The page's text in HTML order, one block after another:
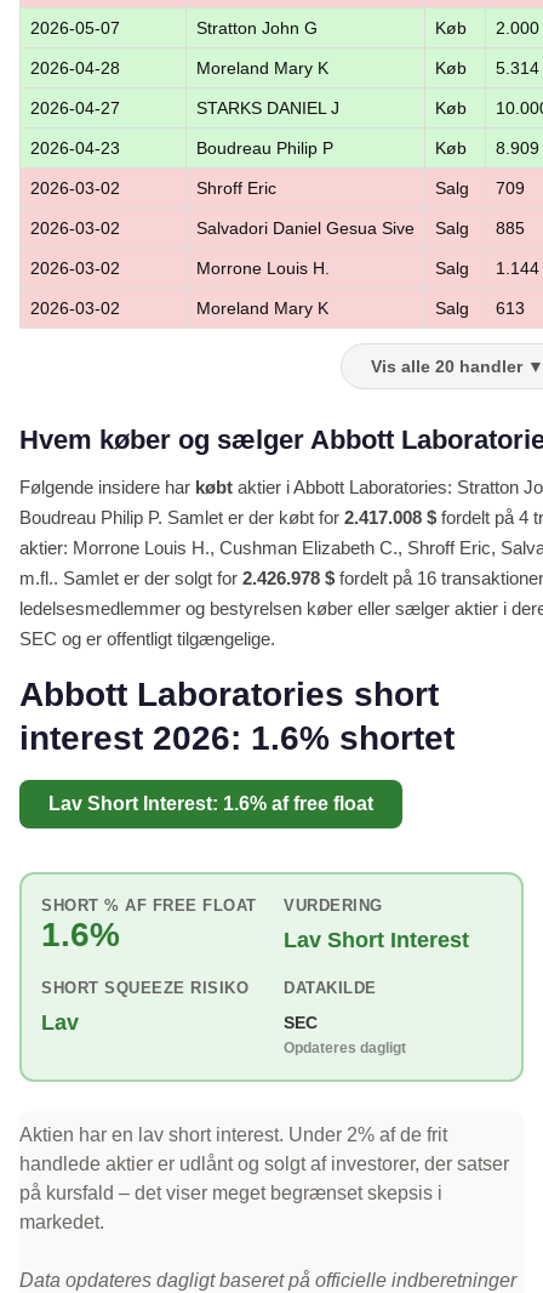
2026-05-07 Stratton John G Køb 2.000
2026-04-28 Moreland Mary K Køb 5.314
2026-04-27 STARKS DANIEL J Køb
2026-04-23 Boudreau Philip P Køb 8.909
2026-03-02 Shroff Eric Salg 709
2026-03-02 Salvadori Daniel Gesua Sive Salg 885
2026-03-02 Morrone Louis H. Salg 1.144
2026-03-02 Moreland Mary K Salg 613
Vis alle 20 handler ▼
Hvem køber og sælger Abbott
Følgende insidere har købt aktier i Abbott Laboratories: Stratton
Boudreau Philip P. Samlet er der købt for 2.417.008 $ fordelt på 4
aktier: Morrone Louis H., Cushman Elizabeth C., Shroff Eric,
m.fl.. Samlet er der solgt for 2.426.978 $ fordelt på 16
ledelsesmedlemmer og bestyrelsen køber eller sælger aktier i
SEC og er offentligt tilgængelige.
Abbott Laboratories short
interest 2026: 1.6% shortet
Lav Short Interest: 1.6% af free float
SHORT % AF FREE FLOAT
1.6%
VURDERING
Lav Short Interest
SHORT SQUEEZE RISIKO
Lav
DATAKILDE
SEC
Opdateres dagligt
Aktien har en lav short interest. Under 2% af de frit
handlede aktier er udlånt og solgt af investorer, der satser
på kursfald – det viser meget begrænset skepsis i
markedet.
Data opdateres dagligt baseret på officielle indberetninger